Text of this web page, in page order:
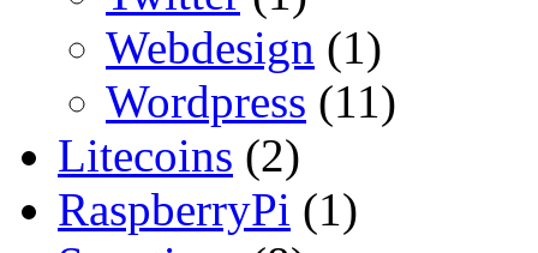
Webdesign (1)
Wordpress (11)
Litecoins (2)
RaspberryPi (1)